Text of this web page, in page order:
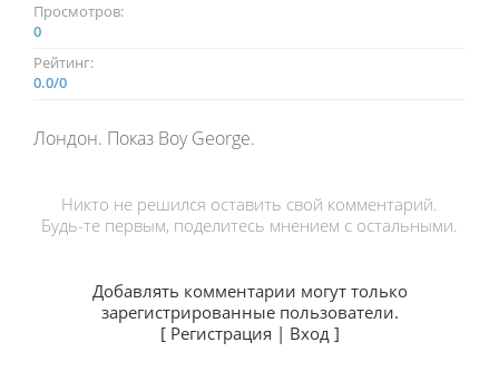
Просмотров:
0
Рейтинг:
0.0/0
Лондон. Показ Boy George.
Никто не решился оставить свой комментарий.
Будь-те первым, поделитесь мнением с остальными.
Добавлять комментарии могут только
зарегистрированные пользователи.
[ Регистрация | Вход]